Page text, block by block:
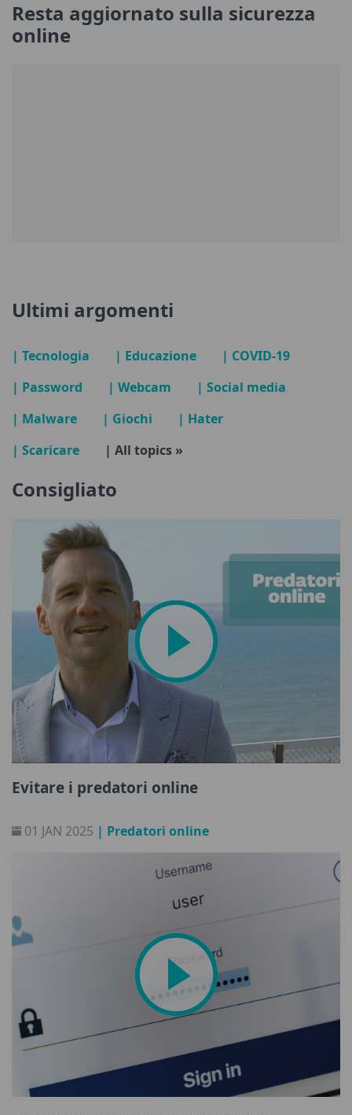
Resta aggiornato sulla sicurezza
online
Ultimi argomenti
| Tecnologia | Educazione
| COVID-19
| Password
| Webcam
| Social media
| Malware
| Giochi
| Hater
| Scaricare
| All topics »
Consigliato
Evitare i predatori online
01 JAN 2025 | Predatori online